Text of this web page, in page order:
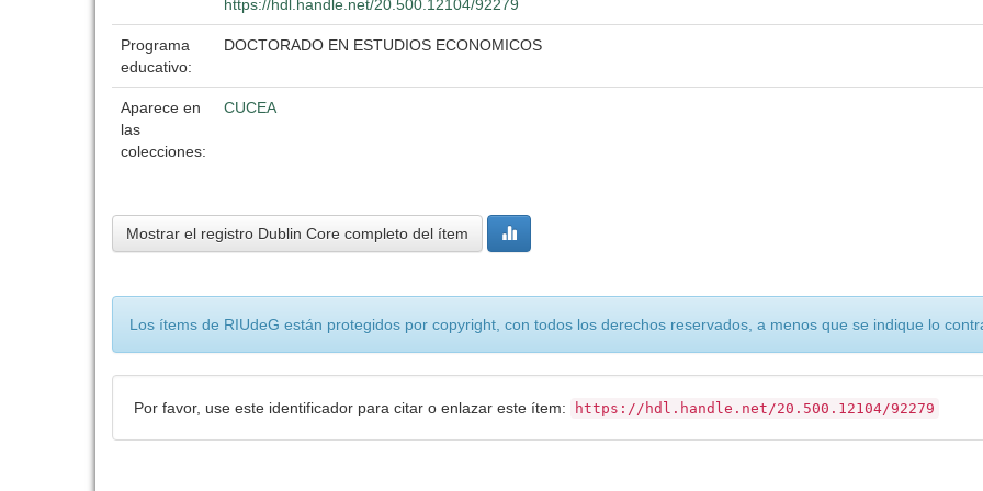
https://hdl.handle.net/20.500.12104/92279
Programa
educativo:
DOCTORADO EN ESTUDIOS ECONOMICOS
Aparece en
las
colecciones:
CUCEA
Mostrar el registro Dublin Core completo del ítem
Los ítems de RIUdeG están protegidos por copyright, con todos los derechos reservados, a menos que se indique lo
Por favor, use este identificador para citar o enlazar este ítem: https://hdl.handle.net/20.500.12104/92279